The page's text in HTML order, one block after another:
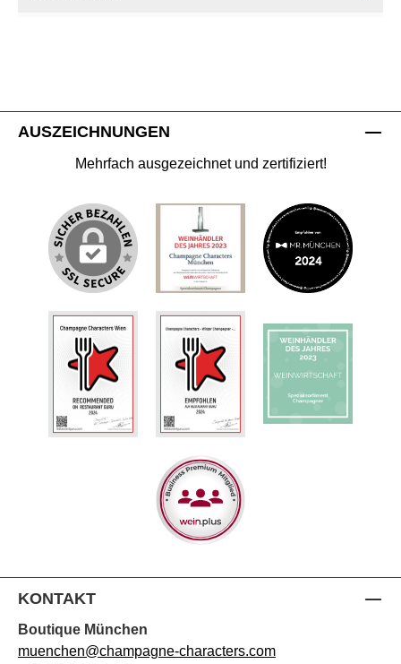
AUSZEICHNUNGEN
Mehrfach ausgezeichnet und zertifiziert!
KONTAKT
Boutique München
muenchen@champagne-characters.com